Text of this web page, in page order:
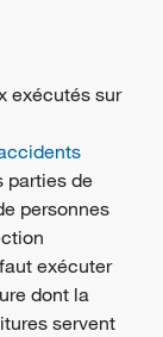
exécutés sur
parties de
personnes
exécuter
dont la
servent